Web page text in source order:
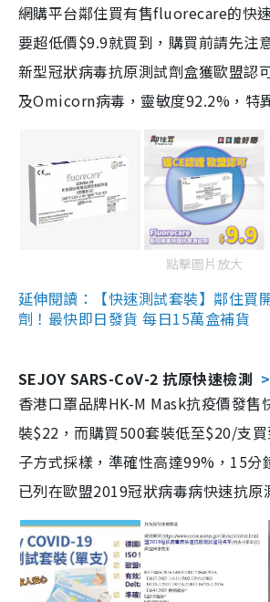
網購平台鄰住買有售fluorecare的快
要超低價$9.9就買到，購買前請先注
新型冠狀病毒抗原測試劑盒獲歐盟認
及Omicorn病毒，靈敏度92.2%，特
點擊圖片放大
延伸閱讀：【快速測試套裝】鄰住買
劑！最快即日發貨 每日15萬盒補貨
SEJOY SARS-CoV-2 抗原快速檢測
香港口罩品牌HK-M Mask抗疫價發售
裝$22，而購買500套裝低至$20/支
子方式採樣，準確性高達99%，15分
已列在歐盟2019冠狀病毒病快速抗原